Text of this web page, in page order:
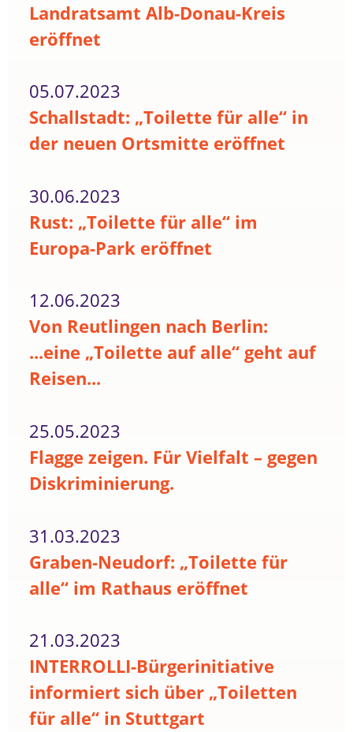
Landratsamt Alb-Donau-Kreis
eröffnet
05.07.2023
Schallstadt: „Toilette für alle“ in
der neuen Ortsmitte eröffnet
30.06.2023
Rust: „Toilette für alle“ im
Europa-Park eröffnet
12.06.2023
Von Reutlingen nach Berlin:
...eine „Toilette auf alle“ geht auf
Reisen...
25.05.2023
Flagge zeigen. Für Vielfalt – gegen
Diskriminierung.
31.03.2023
Graben-Neudorf: „Toilette für
alle“ im Rathaus eröffnet
21.03.2023
INTERROLLI-Bürgerinitiative
informiert sich über „Toiletten
für alle“ in Stuttgart